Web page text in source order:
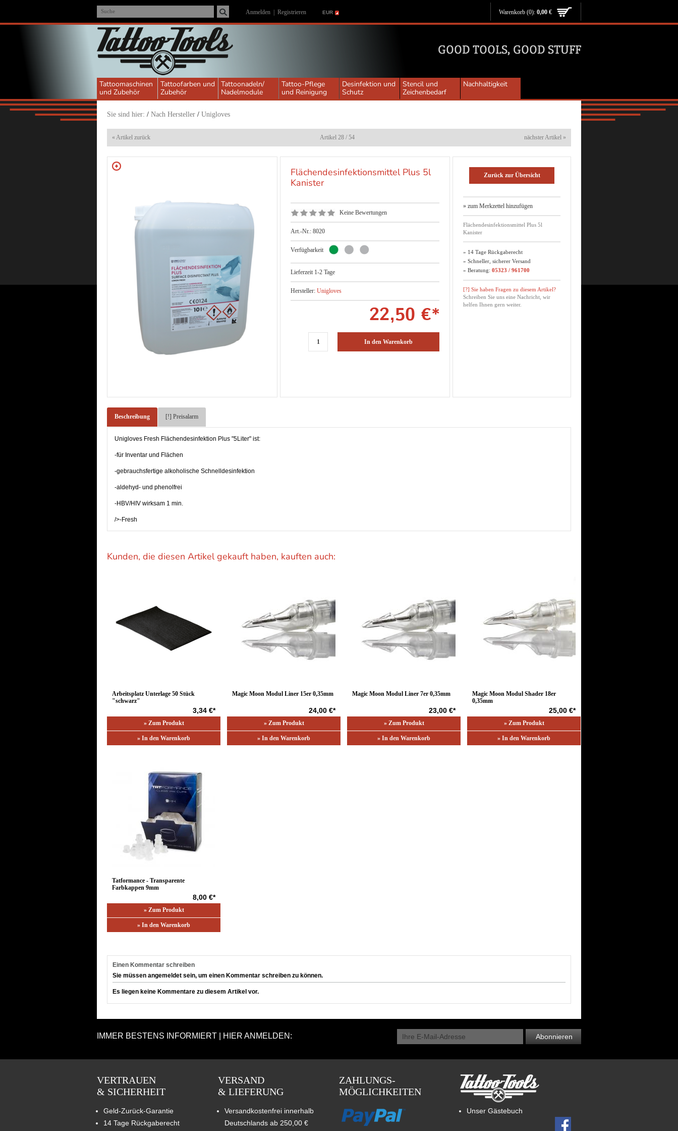
Suche Anmelden Registrieren EUR Warenkorb (0): 0,00 €
Tattoomaschinen
und Zubehör
Tattoofarben und
Zubehör
Tattoonadeln/
Nadelmodule
Tattoo-Pflege
und Reinigung
Desinfektion und
Schutz
Stencil und
Zeichenbedarf
Nachhaltigkeit
Sie sind hier: / Nach Hersteller / Unigloves
« Artikel zurück Artikel 28 / 54 nächster Artikel »
Flächendesinfektionsmittel Plus 5l
Kanister
Keine Bewertungen
Art.-Nr.: 8020
Verfügbarkeit
Lieferzeit 1-2 Tage
Hersteller: Unigloves
22,50 €*
In den Warenkorb
Zurück zur Übersicht
» zum Merkzettel hinzufügen
Flächendesinfektionsmittel Plus 5l
Kanister
» 14 Tage Rückgaberecht
» Schneller, sicherer Versand
» Beratung: 05323 / 961700
[?] Sie haben Fragen zu diesem Artikel?
Schreiben Sie uns eine Nachricht, wir
helfen Ihnen gern weiter.
Beschreibung [!] Preisalarm
Unigloves Fresh Flächendesinfektion Plus "5Liter" ist:
-für Inventar und Flächen
-gebrauchsfertige alkoholische Schnelldesinfektion
-aldehyd- und phenolfrei
-HBV/HIV wirksam 1 min.
/>-Fresh
Kunden, die diesen Artikel gekauft haben, kauften auch:
Arbeitsplatz Unterlage 50 Stück
"schwarz"
3,34 €*
» Zum Produkt
» In den Warenkorb
Magic Moon Modul Liner 15er 0,35mm
24,00 €*
» Zum Produkt
» In den Warenkorb
Magic Moon Modul Liner 7er 0,35mm
23,00 €*
» Zum Produkt
» In den Warenkorb
Magic Moon Modul Shader 18er
0,35mm
25,00 €*
» Zum Produkt
» In den Warenkorb
Tatformance - Transparente
Farbkappen 9mm
8,00 €*
» Zum Produkt
» In den Warenkorb
Einen Kommentar schreiben
Sie müssen angemeldet sein, um einen Kommentar schreiben zu können.
Es liegen keine Kommentare zu diesem Artikel vor.
IMMER BESTENS INFORMIERT | HIER ANMELDEN: Abonnieren
VERTRAUEN
& SICHERHEIT
Geld-Zurück-Garantie
14 Tage Rückgaberecht
VERSAND
& LIEFERUNG
Versandkostenfrei innerhalb
Deutschlands ab 250,00 €
ZAHLUNGS-
MÖGLICHKEITEN
Unser Gästebuch